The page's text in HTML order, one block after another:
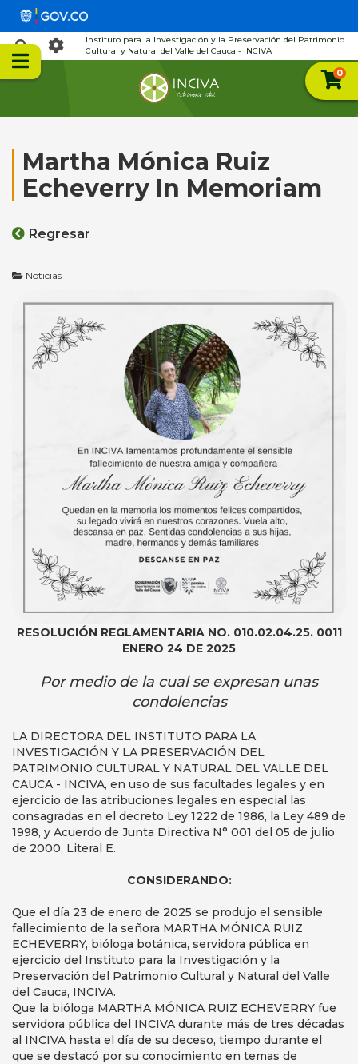
Instituto para la Investigación y la Preservación del Patrimonio
Cultural y Natural del Valle del Cauca - INCIVA
0
Martha Mónica Ruiz
Echeverry In Memoriam
Regresar
Noticias
RESOLUCIÓN REGLAMENTARIA NO. 010.02.04.25. 0011
ENERO 24 DE 2025
Por medio de la cual se expresan unas
condolencias
LA DIRECTORA DEL INSTITUTO PARA LA
INVESTIGACIÓN Y LA PRESERVACIÓN DEL
PATRIMONIO CULTURAL Y NATURAL DEL VALLE DEL
CAUCA - INCIVA, en uso de sus facultades legales y en
ejercicio de las atribuciones legales en especial las
consagradas en el decreto Ley 1222 de 1986, la Ley 489 de
1998, y Acuerdo de Junta Directiva N° 001 del 05 de julio
de 2000, Literal E.
CONSIDERANDO:
Que el día 23 de enero de 2025 se produjo el sensible
fallecimiento de la señora MARTHA MÓNICA RUIZ
ECHEVERRY, bióloga botánica, servidora pública en
ejercicio del Instituto para la Investigación y la
Preservación del Patrimonio Cultural y Natural del Valle
del Cauca, INCIVA.
Que la bióloga MARTHA MÓNICA RUIZ ECHEVERRY fue
servidora pública del INCIVA durante más de tres décadas
al INCIVA hasta el día de su deceso, tiempo durante el
que se destacó por su conocimiento en temas de